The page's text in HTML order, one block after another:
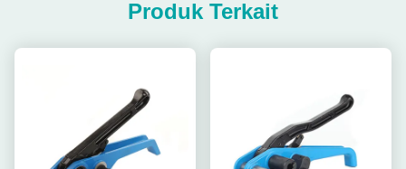
Produk Terkait